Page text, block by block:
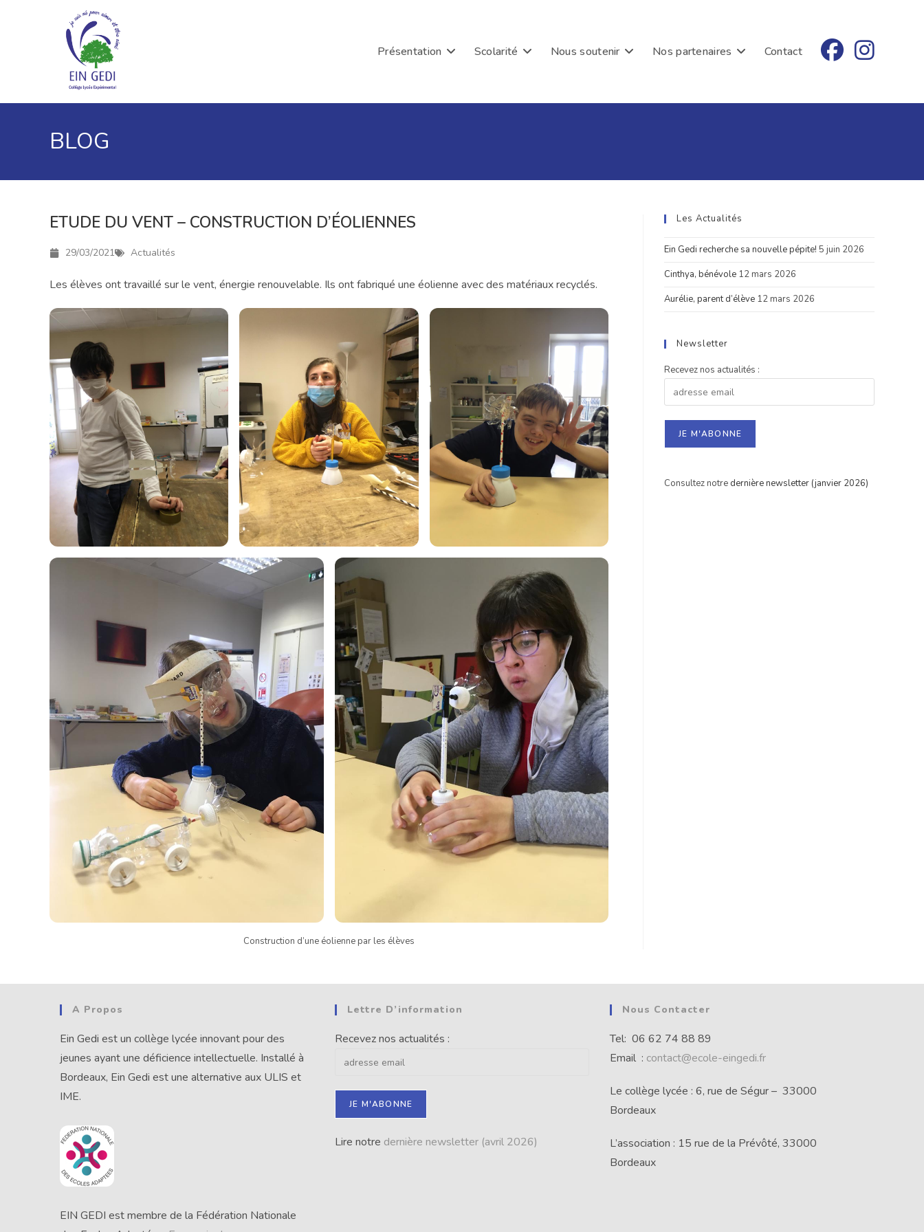
Présentation Scolarité Nous soutenir Nos partenaires Contact
BLOG
ETUDE DU VENT – CONSTRUCTION D’ÉOLIENNES
29/03/2021 Actualités
Les élèves ont travaillé sur le vent, énergie renouvelable. Ils ont fabriqué une éolienne avec des matériaux recyclés.
Construction d’une éolienne par les élèves
Les Actualités
Ein Gedi recherche sa nouvelle pépite! 5 juin 2026
Cinthya, bénévole 12 mars 2026
Aurélie, parent d’élève 12 mars 2026
Newsletter
Recevez nos actualités :
Consultez notre dernière newsletter (janvier 2026)
A Propos
Ein Gedi est un collège lycée innovant pour des
jeunes ayant une déficience intellectuelle. Installé à
Bordeaux, Ein Gedi est une alternative aux ULIS et
IME.
EIN GEDI est membre de la Fédération Nationale
Lettre D’information
Recevez nos actualités :
Lire notre dernière newsletter (avril 2026)
Nous Contacter
Tel: 06 62 74 88 89
Email : contact@ecole-eingedi.fr
Le collège lycée : 6, rue de Ségur – 33000
Bordeaux
L’association : 15 rue de la Prévôté, 33000
Bordeaux